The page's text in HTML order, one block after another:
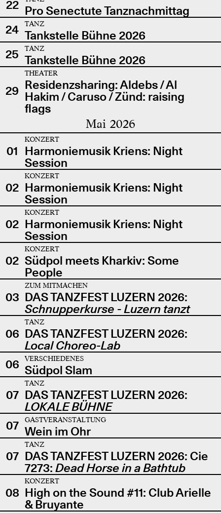
22 Pro Senectute Tanznachmittag
24
TANZ
Tankstelle Bühne 2026
25
TANZ
Tankstelle Bühne 2026
29
THEATER
Residenzsharing: Aldebs / Al
Hakim / Caruso / Zünd: raising
flags
Mai 2026
01
KONZERT
Harmoniemusik Kriens: Night
Session
02
KONZERT
Harmoniemusik Kriens: Night
Session
02
KONZERT
Harmoniemusik Kriens: Night
Session
02
KONZERT
Südpol meets Kharkiv: Some
People
03
ZUM MITMACHEN
DAS TANZFEST LUZERN 2026:
Schnupperkurse - Luzern tanzt
06
TANZ
DAS TANZFEST LUZERN 2026:
Local Choreo-Lab
06
VERSCHIEDENES
Südpol Slam
07
TANZ
DAS TANZFEST LUZERN 2026:
LOKALE BÜHNE
07
GASTVERANSTALTUNG
Wein im Ohr
07
TANZ
DAS TANZFEST LUZERN 2026: Cie
7273: Dead Horse in a Bathtub
08
KONZERT
High on the Sound #11: Club Arielle
& Bruyante